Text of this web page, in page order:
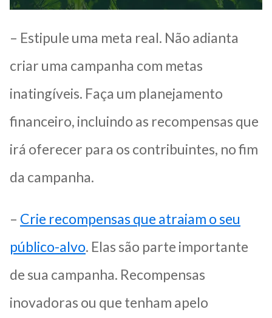
– Estipule uma meta real. Não adianta
criar uma campanha com metas
inatingíveis. Faça um planejamento
financeiro, incluindo as recompensas que
irá oferecer para os contribuintes, no fim
da campanha.
– Crie recompensas que atraiam o seu
público-alvo. Elas são parte importante
de sua campanha. Recompensas
inovadoras ou que tenham apelo